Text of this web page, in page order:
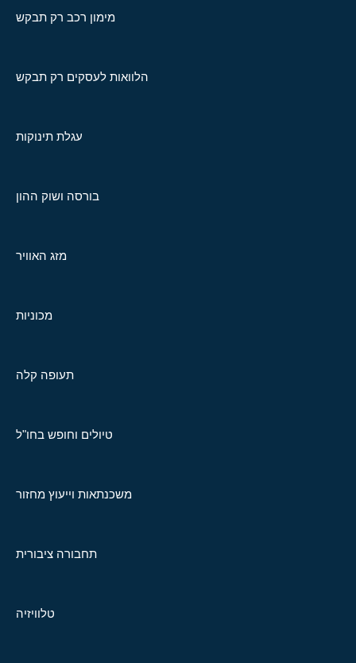
מימון רכב רק תבקש
הלוואות לעסקים רק תבקש
עגלת תינוקות
בורסה ושוק ההון
מזג האוויר
מכוניות
תעופה קלה
טיולים וחופש בחו"ל
משכנתאות וייעוץ מחזור
תחבורה ציבורית
טלוויזיה